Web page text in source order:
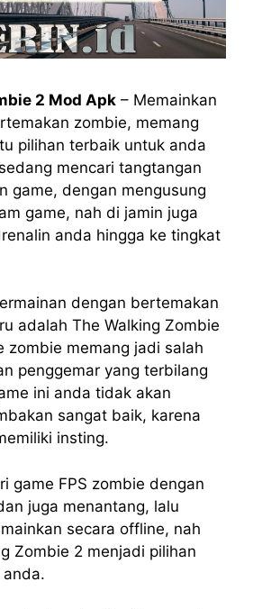
2 Mod Apk – Memainkan
zombie, memang
pilihan terbaik untuk anda
mencari tangtangan
game, dengan mengusung
game, nah di jamin juga
anda hingga ke tingkat
dengan bertemakan
adalah The Walking Zombie
zombie memang jadi salah
penggemar yang terbilang
ini anda tidak akan
sangat baik, karena
insting.
game FPS zombie dengan
juga menantang, lalu
secara offline, nah
Zombie 2 menjadi pilihan